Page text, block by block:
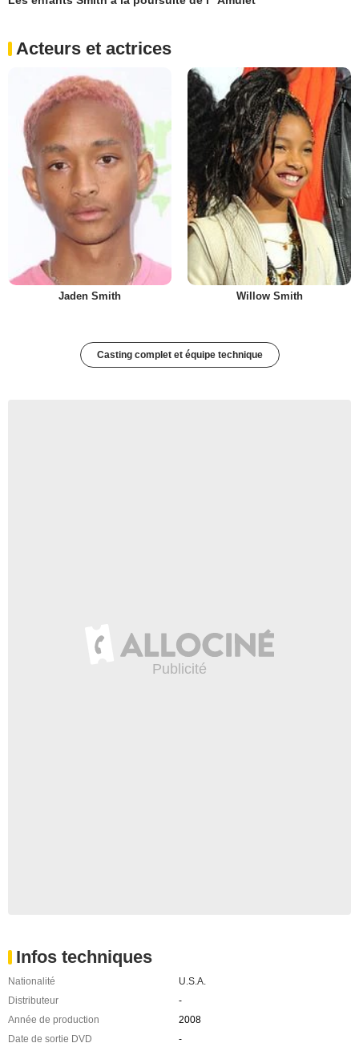
Acteurs et actrices
Jaden Smith Willow Smith
Casting complet et équipe technique
Infos techniques
Nationalité
U.S.A.
Distributeur
-
Année de production
2008
Date de sortie DVD
-